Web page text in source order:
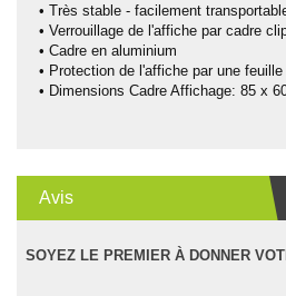
• Très stable - facilement
• Verrouillage de l'affiche par cadre
• Cadre en aluminium
• Protection de l'affiche par une
• Dimensions Cadre Affichage: 85 x
Avis
SOYEZ LE PREMIER À DONNER